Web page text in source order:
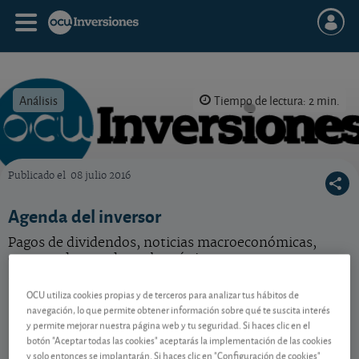
Análisis Tiempo de lectura: 2 min.
Publicado el 08 julio 2016
Agenda del inversor
Pagos de dividendos, noticias macroeconómicas,
eventos destacados... lo más importante para su
Contenido reservado a SOCIOS
OCU utiliza cookies propias y de terceros para analizar tus hábitos de
navegación, lo que permite obtener información sobre qué te suscita interés
y permite mejorar nuestra página web y tu seguridad. Si haces clic en el
botón "Aceptar todas las cookies" aceptarás la implementación de las cookies
y solo entonces se implantarán. Si haces clic en "Configuración de cookies"